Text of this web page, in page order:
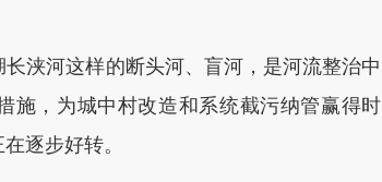
浃河这样的断头河、盲河，是河流整治中
施，为城中村改造和系统截污纳管赢得时
逐步好转。